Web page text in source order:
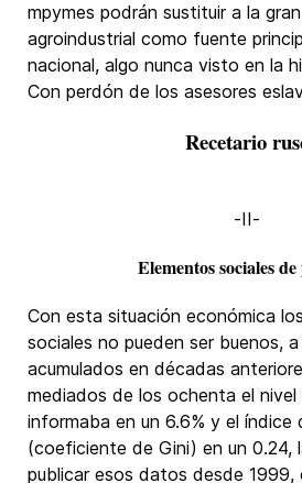
mpymes podrán sustituir a la
agroindustrial como fuente
nacional, algo nunca visto en la
Con perdón de los asesores
Recetario
-II-
Elementos sociales
Con esta situación económica
sociales no pueden ser buenos,
acumulados en décadas
mediados de los ochenta el
informaba en un 6.6% y el índice
(coeficiente de Gini) en un 0.24,
publicar esos datos desde 1999,